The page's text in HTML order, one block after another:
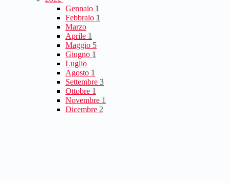
Gennaio 1
Febbraio 1
Marzo
Aprile 1
Maggio 5
Giugno 1
Luglio
Agosto 1
Settembre 3
Ottobre 1
Novembre 1
Dicembre 2